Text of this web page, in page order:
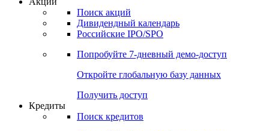
Поиск акций
Дивидендный календарь
Российские IPO/SPO
Попробуйте 7-дневный демо-доступ
Откройте глобальную базу данных
Получить доступ
Кредиты
Поиск кредитов